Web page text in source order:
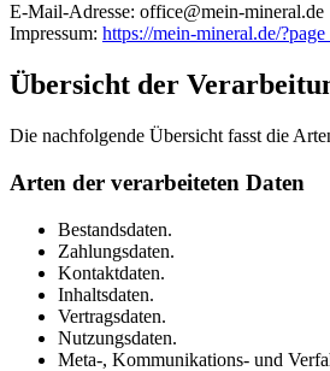
E-Mail-Adresse: office@mein-mineral.de
Impressum: https://mein-mineral.de/
Übersicht der
Die nachfolgende Übersicht fasst die
Arten der verarbeiteten Daten
Bestandsdaten.
Zahlungsdaten.
Kontaktdaten.
Inhaltsdaten.
Vertragsdaten.
Nutzungsdaten.
Meta-, Kommunikations- und